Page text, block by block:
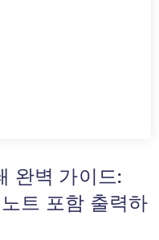
완벽 가이드:
트 포함 출력하